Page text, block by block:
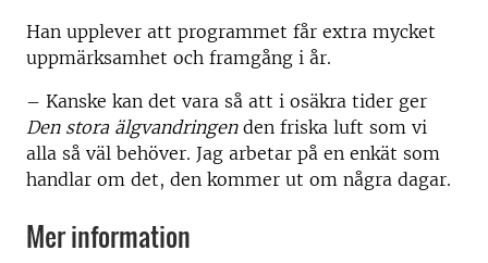
Han upplever att programmet får extra mycket
uppmärksamhet och framgång i år.
– Kanske kan det vara så att i osäkra tider ger
Den stora älgvandringenden friska luft som vi
alla så väl behöver. Jag arbetar på en enkät som
handlar om det, den kommer ut om några dagar.
Mer information